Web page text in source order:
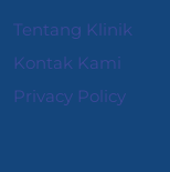
Tentang Klinik
Kontak Kami
Privacy Policy